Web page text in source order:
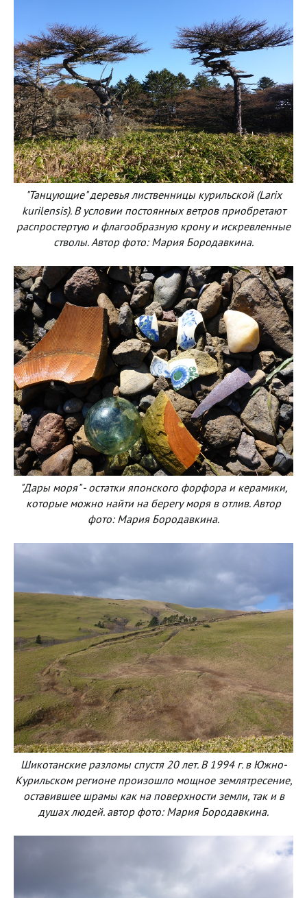
"Танцующие" деревья лиственницы курильской (Larix
kurilensis). В условии постоянных ветров приобретают
распростертую и флагообразную крону и искревленные
стволы. Автор фото: Мария Бородавкина.
"Дары моря" - остатки японского форфора и керамики,
которые можно найти на берегу моря в отлив. Автор
фото: Мария Бородавкина.
Шикотанские разломы спустя 20 лет. В 1994 г. в Южно-
Курильском регионе произошло мощное землятресение,
оставившее шрамы как на поверхности земли, так и в
душах людей. автор фото: Мария Бородавкина.